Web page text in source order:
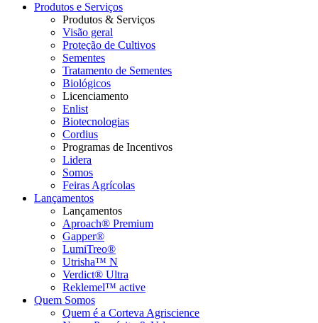
Produtos e Serviços
Produtos & Serviços
Visão geral
Proteção de Cultivos
Sementes
Tratamento de Sementes
Biológicos
Licenciamento
Enlist
Biotecnologias
Cordius
Programas de Incentivos
Lidera
Somos
Feiras Agrícolas
Lançamentos
Lançamentos
Aproach® Premium
Gapper®
LumiTreo®
Utrisha™ N
Verdict® Ultra
Reklemel™ active
Quem Somos
Quem é a Corteva Agriscience